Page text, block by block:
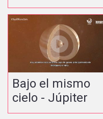
Bajo el mismo
cielo - Júpiter